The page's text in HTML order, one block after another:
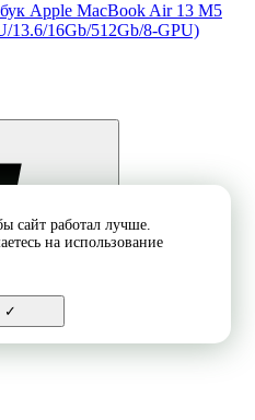
Apple MacBook Air 13 M5
13.6/16Gb/512Gb/8-GPU)
сайт работал лучше.
на использование
✓